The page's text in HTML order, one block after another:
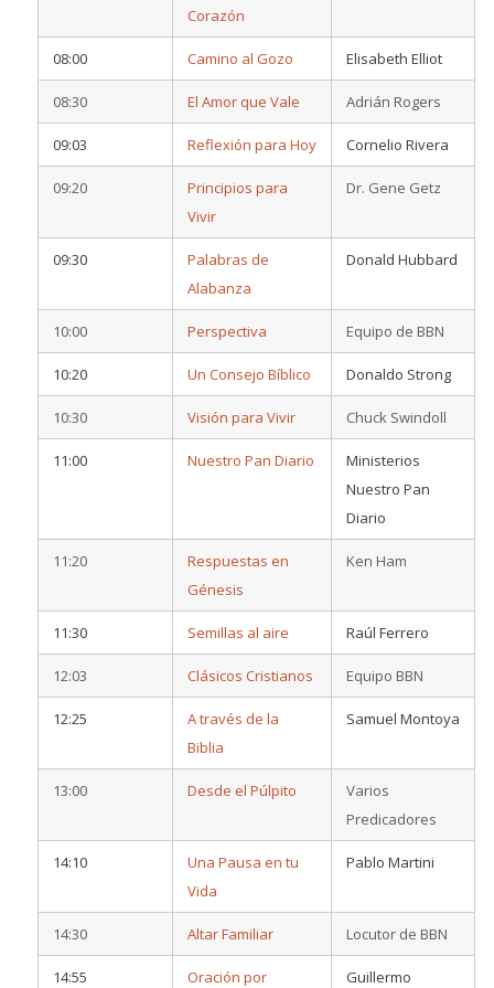
Corazón
08:00 Camino al Gozo Elisabeth Elliot
08:30 El Amor que Vale Adrián Rogers
09:03 Reflexión para Hoy Cornelio Rivera
09:20
Principios para
Vivir
Dr. Gene Getz
09:30
Palabras de
Alabanza
Donald Hubbard
10:00 Perspectiva Equipo de BBN
10:20 Un Consejo Bíblico Donaldo Strong
10:30 Visión para Vivir Chuck Swindoll
11:00 Nuestro Pan Diario
Ministerios
Nuestro Pan
Diario
11:20
Respuestas en
Génesis
Ken Ham
11:30 Semillas al aire Raúl Ferrero
12:03 Clásicos Cristianos Equipo BBN
12:25
A través de la
Biblia
Samuel Montoya
13:00 Desde el Púlpito
Varios
Predicadores
14:10
Una Pausa en tu
Vida
Pablo Martini
14:30 Altar Familiar Locutor de BBN
14:55
Oración por
Guillermo